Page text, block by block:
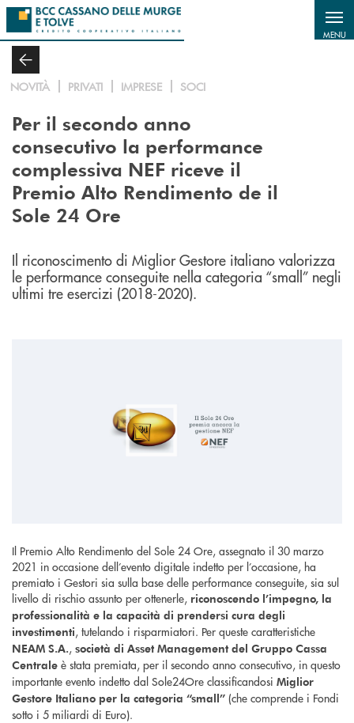
Salta al contenuto principale
MENU
NOVITÀ PRIVATI IMPRESE SOCI
Per il secondo anno
consecutivo la performance
complessiva NEF riceve il
Premio Alto Rendimento de il
Sole 24 Ore
Il riconoscimento di Miglior Gestore italiano valorizza
le performance conseguite nella categoria “small” negli
ultimi tre esercizi (2018-2020).
Il Premio Alto Rendimento del Sole 24 Ore, assegnato il 30 marzo
2021 in occasione dell’evento digitale indetto per l’occasione, ha
premiato i Gestori sia sulla base delle performance conseguite, sia sul
livello di rischio assunto per ottenerle, riconoscendo l’impegno, la
professionalità e la capacità di prendersi cura degli
investimenti, tutelando i risparmiatori. Per queste caratteristiche
NEAM S.A., società di Asset Management del Gruppo Cassa
Centrale è stata premiata, per il secondo anno consecutivo, in questo
importante evento indetto dal Sole24Ore classificandosi Miglior
Gestore Italiano per la categoria “small” (che comprende i Fondi
sotto i 5 miliardi di Euro).